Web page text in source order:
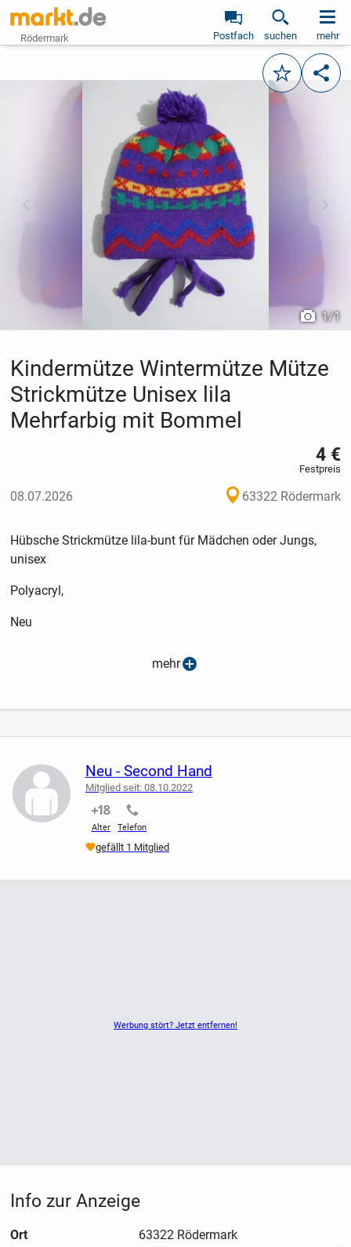
Rödermark Postfach suchen mehr
Merken
vorheriges Bild
1/1
Kindermütze Wintermütze Mütze
Strickmütze Unisex lila
Mehrfarbig mit Bommel
4 €
Festpreis
08.07.2026 63322 Rödermark
Hübsche Strickmütze lila-bunt für Mädchen oder Jungs,
unisex
Polyacryl,
Neu
mehr
Werbung stört? Jetzt entfernen!
Neu - Second Hand
Mitglied seit: 08.10.2022
Alter
nicht verifiziert
Telefon
nicht verifiziert
gefällt 1 Mitglied
Info zur Anzeige
Ort
63322 Rödermark